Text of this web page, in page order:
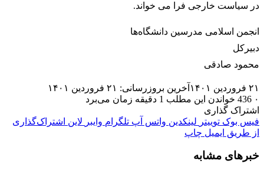
در سیاست خارجی فرا می خواند.
انجمن اسلامی مدرسین دانشگاه‌ها
دبیرکل
محمود صادقی
۲۱ فروردین ۱۴۰۱
آخرین بروزرسانی: ۲۱ فروردین ۱۴۰۱
۰
خواندن این مطلب 1 دقیقه زمان می‌برد
اشتراک گذاری
فیس بوک توییتر لینکدین واتس آپ تلگرام وایبر لاین اشتراک‌گذاری
از طریق ایمیل چاپ
خبرهای مشابه